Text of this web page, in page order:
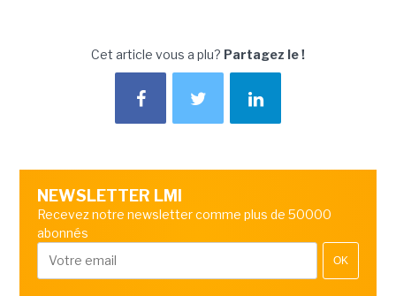
Cet article vous a plu? Partagez le !
NEWSLETTER LMI
Recevez notre newsletter comme plus de 50000
abonnés
OK